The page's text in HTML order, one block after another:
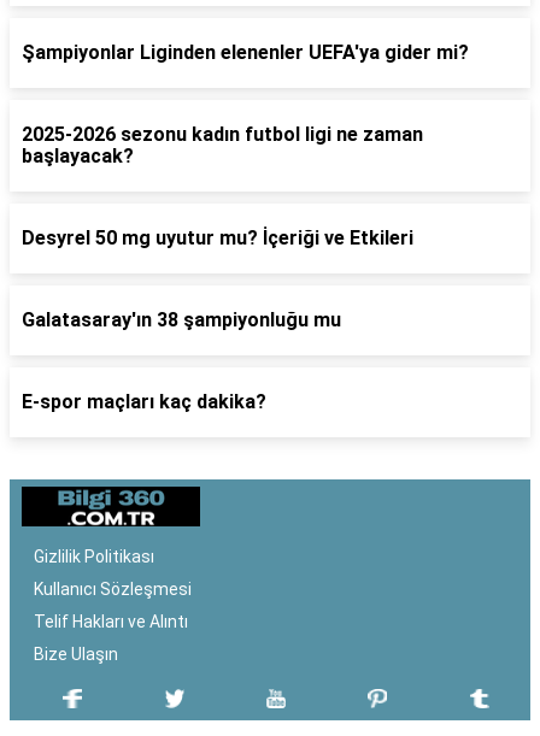
Şampiyonlar Liginden elenenler UEFA'ya gider mi?
2025-2026 sezonu kadın futbol ligi ne zaman
başlayacak?
Desyrel 50 mg uyutur mu? İçeriği ve Etkileri
Galatasaray'ın 38 şampiyonluğu mu
E-spor maçları kaç dakika?
Gizlilik Politikası
Kullanıcı Sözleşmesi
Telif Hakları ve Alıntı
Bize Ulaşın